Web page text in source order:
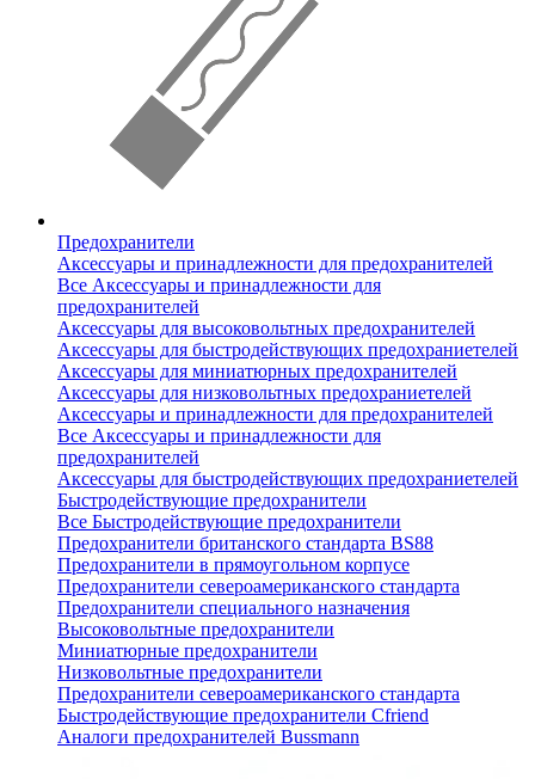
Предохранители
Аксессуары и принадлежности для предохранителей
Все Аксессуары и принадлежности для
предохранителей
Аксессуары для высоковольтных предохранителей
Аксессуары для быстродействующих предохраниетелей
Аксессуары для миниатюрных предохранителей
Аксессуары для низковольтных предохраниетелей
Аксессуары и принадлежности для предохранителей
Все Аксессуары и принадлежности для
предохранителей
Аксессуары для быстродействующих предохраниетелей
Быстродействующие предохранители
Все Быстродействующие предохранители
Предохранители британского стандарта BS88
Предохранители в прямоугольном корпусе
Предохранители североамериканского стандарта
Предохранители специального назначения
Высоковольтные предохранители
Миниатюрные предохранители
Низковольтные предохранители
Предохранители североамериканского стандарта
Быстродействующие предохранители Cfriend
Аналоги предохранителей Bussmann